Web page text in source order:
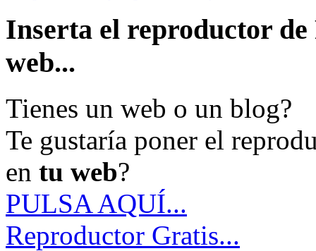
Inserta el reproductor de
web...
Tienes un web o un blog?
Te gustaría poner el
en tu web?
PULSA AQUÍ...
Reproductor Gratis...